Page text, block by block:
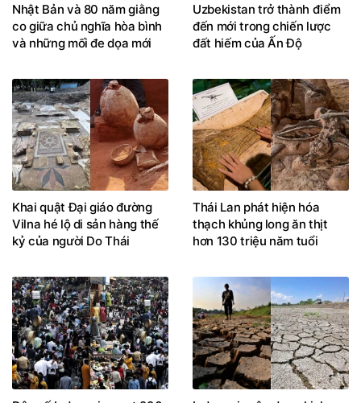
Nhật Bản và 80 năm giằng
co giữa chủ nghĩa hòa bình
và những mối đe dọa mới
Uzbekistan trở thành điểm
đến mới trong chiến lược
đất hiếm của Ấn Độ
Khai quật Đại giáo đường
Vilna hé lộ di sản hàng thế
kỷ của người Do Thái
Thái Lan phát hiện hóa
thạch khủng long ăn thịt
hơn 130 triệu năm tuổi